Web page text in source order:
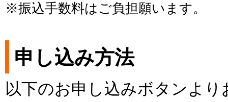
※振込手数料はご負担願います。
申し込み方法
以下のお申し込みボタンよ